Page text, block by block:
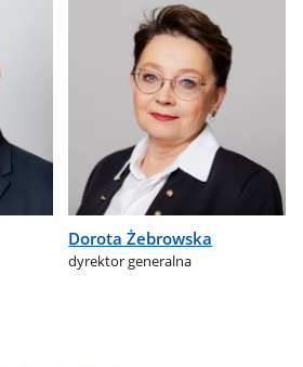
Dorota Żebrowska
dyrektor generalna